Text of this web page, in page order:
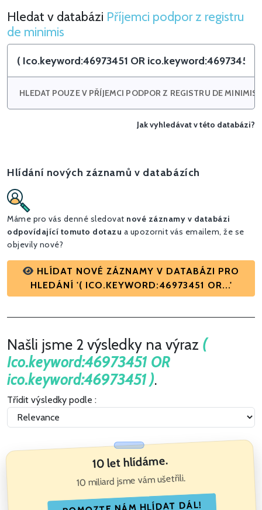
Hledat v Příjemci podpor z registru de minimis
Hledat v databázi Příjemci podpor z registru
de minimis
HLEDAT POUZE V PŘÍJEMCI PODPOR Z REGISTRU DE MINIMIS
Jak vyhledávat v této databázi?
Hlídání nových záznamů v databázích
Máme pro vás denné sledovat nové záznamy v databázi
odpovídající tomuto dotazu a upozornit vás emailem, že se
objevily nové?
HLÍDAT NOVÉ ZÁZNAMY V DATABÁZI PRO
HLEDÁNÍ '( ICO.KEYWORD:46973451 OR...'
Našli jsme 2 výsledky na výraz (
Ico.keyword:46973451 OR
ico.keyword:46973451 ).
Třídit výsledky podle :
10 let hlídáme.
10 miliard jsme vám ušetřili.